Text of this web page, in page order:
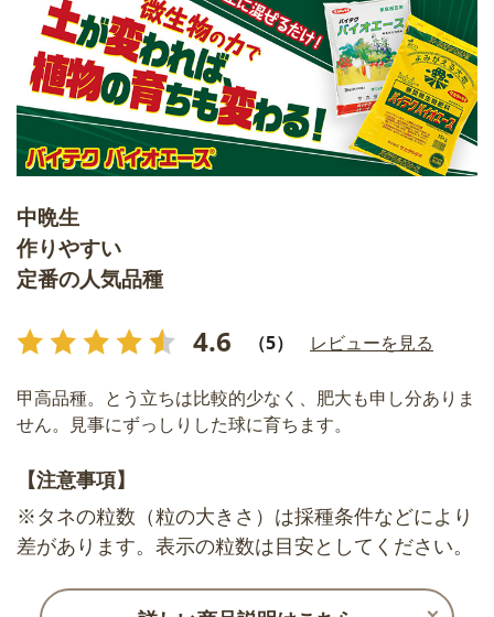
中晩生
作りやすい
定番の人気品種
4.6 （5） レビューを見る
甲高品種。とう立ちは比較的少なく、肥大も申し分ありま
せん。見事にずっしりした球に育ちます。
【注意事項】
※タネの粒数（粒の大きさ）は採種条件などにより
差があります。表示の粒数は目安としてください。